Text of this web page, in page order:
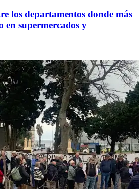
los departamentos donde más
en supermercados y